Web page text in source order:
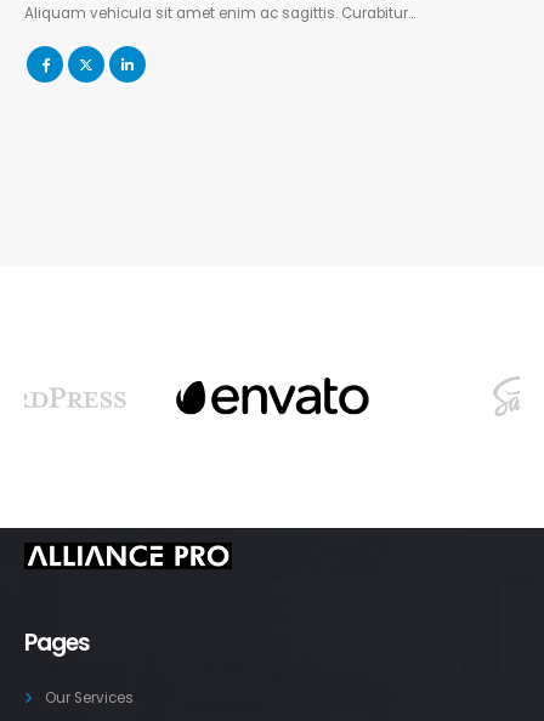
Aliquam vehicula sit amet enim ac sagittis. Curabitur…
Pages
Our Services